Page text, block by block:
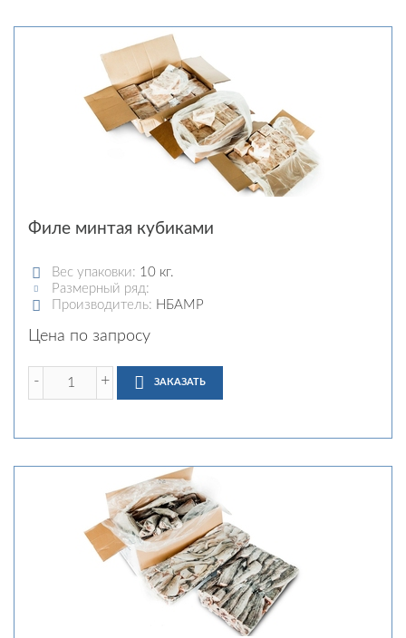
Филе минтая кубиками
Вес упаковки: 10 кг.
Размерный ряд:
Производитель: НБАМР
Цена по запросу
- + ЗАКАЗАТЬ